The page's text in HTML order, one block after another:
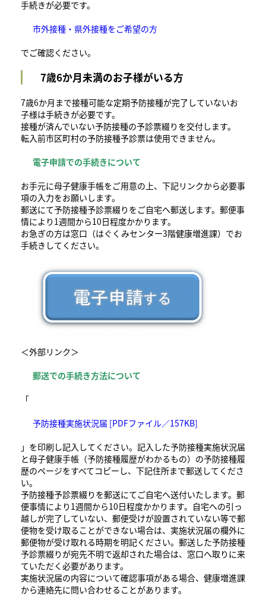
手続きが必要です。
市外接種・県外接種をご希望の方
でご確認ください。
7歳6か月未満のお子様がいる方
7歳6か月まで接種可能な定期予防接種が完了していないお
子様は手続きが必要です。
接種が済んでいない予防接種の予診票綴りを交付します。
転入前市区町村の予防接種予診票は使用できません。
電子申請での手続きについて
お手元に母子健康手帳をご用意の上、下記リンクから必要事
項の入力をお願いします。
郵送にて予防接種予診票綴りをご自宅へ郵送します。郵便事
情により1週間から10日程度かかります。
お急ぎの方は窓口（はぐくみセンター3階健康増進課）でお
手続きしてください。
＜外部リンク＞
郵送での手続き方法について
「
予防接種実施状況届 [PDFファイル／157KB]
」を印刷し記入してください。記入した予防接種実施状況届
と母子健康手帳（予防接種履歴がわかるもの）の予防接種履
歴のページをすべてコピーし、下記住所まで郵送してくださ
い。
予防接種予診票綴りを郵送にてご自宅へ送付いたします。郵
便事情により1週間から10日程度かかります。自宅への引っ
越しが完了していない、郵便受けが設置されていない等で郵
便物を受け取ることができない場合は、実施状況届の欄外に
郵便物が受け取れる時期を明記ください。郵送した予防接種
予診票綴りが宛先不明で返却された場合は、窓口へ取りに来
ていただく必要があります。
実施状況届の内容について確認事項がある場合、健康増進課
から連絡先に問い合わせることがあります。